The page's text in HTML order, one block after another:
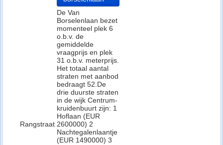
Rangstraat
De Van
Borselenlaan bezet
momenteel plek 6
o.b.v. de
gemiddelde
vraagprijs en plek
31 o.b.v. meterprijs.
Het totaal aantal
straten met aanbod
bedraagt 52.De
drie duurste straten
in de wijk Centrum-
kruidenbuurt zijn: 1
Hoflaan (EUR
2600000) 2
Nachtegalenlaantje
(EUR 1490000) 3